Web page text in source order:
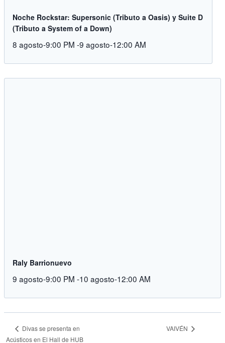
Noche Rockstar: Supersonic (Tributo a Oasis) y Suite D
(Tributo a System of a Down)
8 agosto-9:00 PM -9 agosto-12:00 AM
Raly Barrionuevo
9 agosto-9:00 PM -10 agosto-12:00 AM
Divas se presenta en
Acústicos en El Hall de HUB
VAIVÉN